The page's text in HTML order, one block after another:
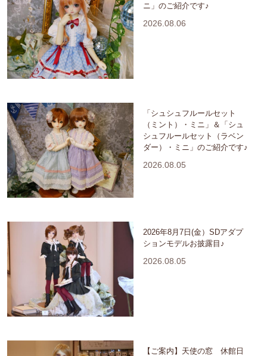
ニ」のご紹介です♪
2026.08.06
「シュシュフルールセット
（ミント）・ミニ」＆「シュ
シュフルールセット（ラベン
ダー）・ミニ」のご紹介です♪
2026.08.05
2026年8月7日(金）SDアダプ
ションモデルお披露目♪
2026.08.05
【ご案内】天使の窓 休館日